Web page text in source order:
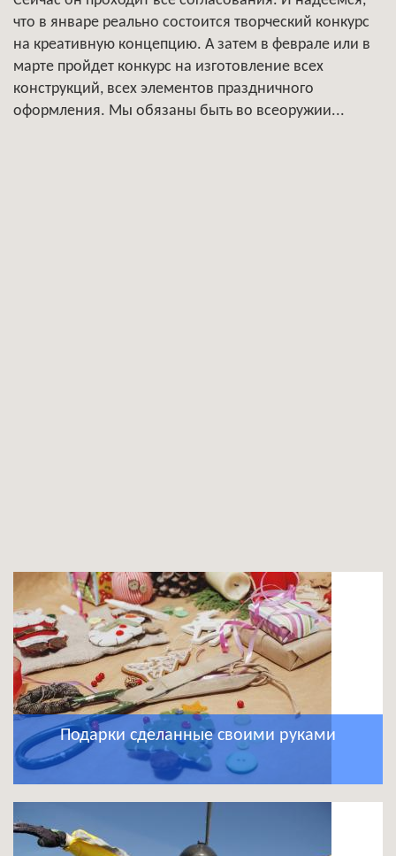
что в январе реально состоится творческий конкурс
на креативную концепцию. А затем в феврале или в
марте пройдет конкурс на изготовление всех
конструкций, всех элементов праздничного
оформления. Мы обязаны быть во всеоружии...
Подарки сделанные своими руками